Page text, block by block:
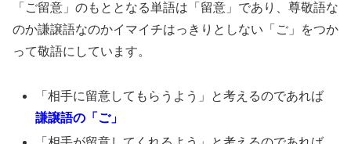
「ご留意」のもととなる単語は「留意」であり、尊敬語な
のか謙譲語なのかイマイチはっきりとしない「ご」をつか
って敬語にしています。
「相手に留意してもらうよう」と考えるのであれば
謙譲語の「ご」